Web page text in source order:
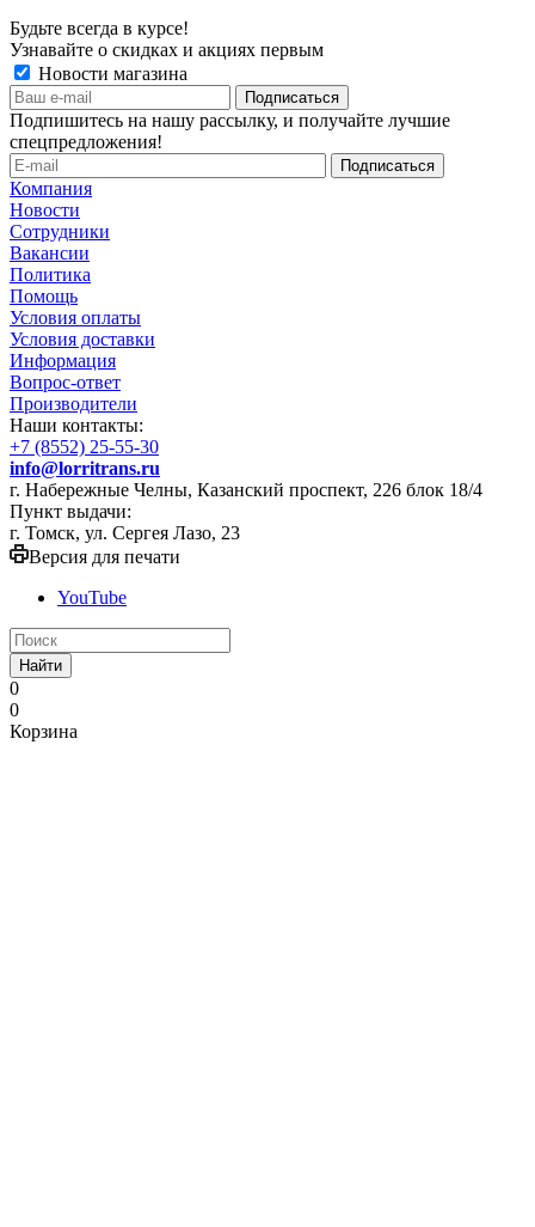
Будьте всегда в курсе!
Узнавайте о скидках и акциях первым
Новости магазина
Подпишитесь на нашу рассылку, и получайте лучшие
спецпредложения!
Компания
Новости
Сотрудники
Вакансии
Политика
Помощь
Условия оплаты
Условия доставки
Информация
Вопрос-ответ
Производители
Наши контакты:
+7 (8552) 25-55-30
info@lorritrans.ru
г. Набережные Челны, Казанский проспект, 226 блок 18/4
Пункт выдачи:
г. Томск, ул. Сергея Лазо, 23
Версия для печати
YouTube
Найти
0
0
Корзина